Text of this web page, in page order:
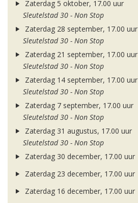
Zaterdag 5 oktober, 17.00 uur
Sleutelstad 30 - Non Stop
Zaterdag 28 september, 17.00 uur
Sleutelstad 30 - Non Stop
Zaterdag 21 september, 17.00 uur
Sleutelstad 30 - Non Stop
Zaterdag 14 september, 17.00 uur
Sleutelstad 30 - Non Stop
Zaterdag 7 september, 17.00 uur
Sleutelstad 30 - Non Stop
Zaterdag 31 augustus, 17.00 uur
Sleutelstad 30 - Non Stop
Zaterdag 30 december, 17.00 uur
Zaterdag 23 december, 17.00 uur
Zaterdag 16 december, 17.00 uur